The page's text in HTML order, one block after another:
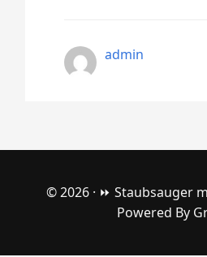
admin
© 2026 · ⏩ Staubsauger
Powered By